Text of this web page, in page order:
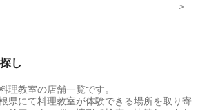
し
理教室の店舗一覧です。
県にて料理教室が体験できる場所を取り寄